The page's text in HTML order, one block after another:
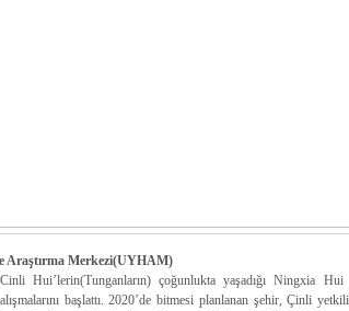
Araştırma Merkezi(UYHAM)
Hui’lerin(Tunganların) çoğunlukta yaşadığı Ningxia
başlattı. 2020’de bitmesi planlanan şehir, Çinli